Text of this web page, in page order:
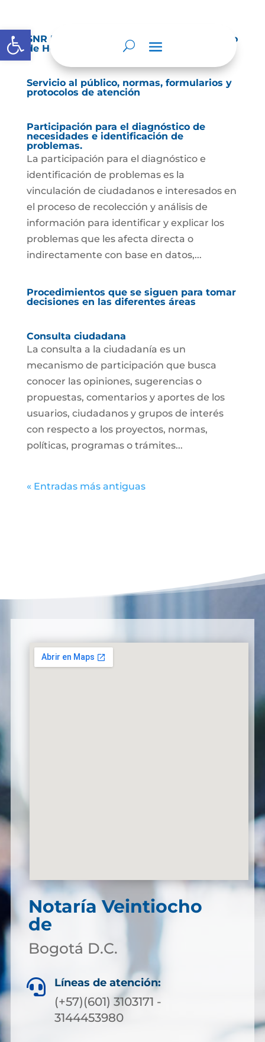
Abrir barra de herramientas
SNR RES-2025-025941-6 TURNOS – Cambio
de Horario
Servicio al público, normas, formularios y
protocolos de atención
Participación para el diagnóstico de
necesidades e identificación de
problemas.
La participación para el diagnóstico e
identificación de problemas es la
vinculación de ciudadanos e interesados en
el proceso de recolección y análisis de
información para identificar y explicar los
problemas que les afecta directa o
indirectamente con base en datos,...
Procedimientos que se siguen para tomar
decisiones en las diferentes áreas
Consulta ciudadana
La consulta a la ciudadanía es un
mecanismo de participación que busca
conocer las opiniones, sugerencias o
propuestas, comentarios y aportes de los
usuarios, ciudadanos y grupos de interés
con respecto a los proyectos, normas,
políticas, programas o trámites...
« Entradas más antiguas
Notaría Veintiocho
de
Bogotá D.C.
 Líneas de atención:
(+57)(601) 3103171 -
3144453980